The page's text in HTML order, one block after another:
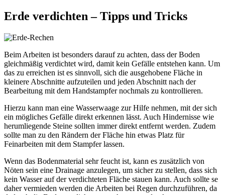
Erde verdichten – Tipps und Tricks
Beim Arbeiten ist besonders darauf zu achten, dass der Boden
gleichmäßig verdichtet wird, damit kein Gefälle entstehen kann. Um
das zu erreichen ist es sinnvoll, sich die ausgehobene Fläche in
kleinere Abschnitte aufzuteilen und jeden Abschnitt nach der
Bearbeitung mit dem Handstampfer nochmals zu kontrollieren.
Hierzu kann man eine Wasserwaage zur Hilfe nehmen, mit der sich
ein mögliches Gefälle direkt erkennen lässt. Auch Hindernisse wie
herumliegende Steine sollten immer direkt entfernt werden. Zudem
sollte man zu den Rändern der Fläche hin etwas Platz für
Feinarbeiten mit dem Stampfer lassen.
Wenn das Bodenmaterial sehr feucht ist, kann es zusätzlich von
Nöten sein eine Drainage anzulegen, um sicher zu stellen, dass sich
kein Wasser auf der verdichteten Fläche stauen kann. Auch sollte se
daher vermieden werden die Arbeiten bei Regen durchzuführen, da